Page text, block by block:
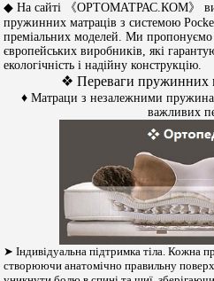
◆ На сайті 《ОРТОМАТРАС.КОМ》 ви
пружинних матраців з системою
преміальних моделей. Ми пропонуємо
європейських виробників, які
екологічність і надійну конструкцію.
❖ Переваги пружинних
♦ Матраци з незалежними
важливих
➤ Індивідуальна підтримка тіла. Кожна
створюючи анатомічно правильну